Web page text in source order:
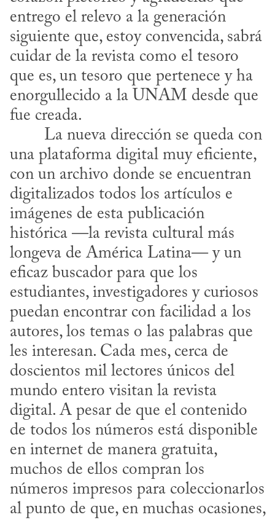
entrego el relevo a la generación
siguiente que, estoy convencida, sabrá
cuidar de la revista como el tesoro
que es, un tesoro que pertenece y ha
enorgullecido a la UNAM desde que
fue creada.
una plataforma digital muy eficiente,
con un archivo donde se encuentran
digitalizados todos los artículos e
imágenes de esta publicación
histórica —la revista cultural más
longeva de América Latina— y un
eficaz buscador para que los
estudiantes, investigadores y curiosos
puedan encontrar con facilidad a los
autores, los temas o las palabras que
les interesan. Cada mes, cerca de
doscientos mil lectores únicos del
mundo entero visitan la revista
digital. A pesar de que el contenido
de todos los números está disponible
en internet de manera gratuita,
muchos de ellos compran los
números impresos para coleccionarlos
al punto de que, en muchas ocasiones,